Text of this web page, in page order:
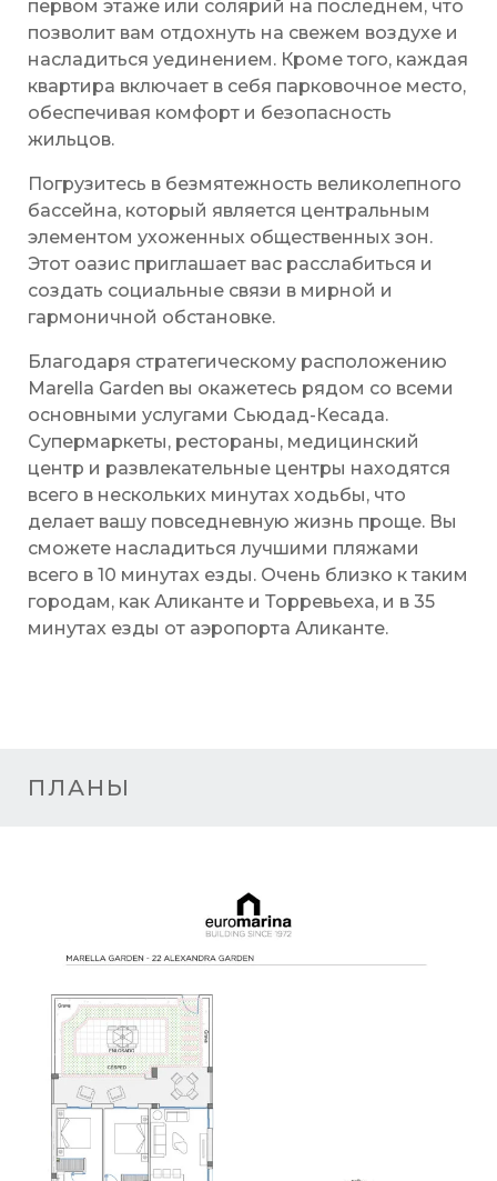
первом этаже или солярий на последнем, что
позволит вам отдохнуть на свежем воздухе и
насладиться уединением. Кроме того, каждая
квартира включает в себя парковочное место,
обеспечивая комфорт и безопасность
жильцов.
Погрузитесь в безмятежность великолепного
бассейна, который является центральным
элементом ухоженных общественных зон.
Этот оазис приглашает вас расслабиться и
создать социальные связи в мирной и
гармоничной обстановке.
Благодаря стратегическому расположению
Marella Garden вы окажетесь рядом со всеми
основными услугами Сьюдад-Кесада.
Супермаркеты, рестораны, медицинский
центр и развлекательные центры находятся
всего в нескольких минутах ходьбы, что
делает вашу повседневную жизнь проще. Вы
сможете насладиться лучшими пляжами
всего в 10 минутах езды. Очень близко к таким
городам, как Аликанте и Торревьеха, и в 35
минутах езды от аэропорта Аликанте.
ПЛАНЫ